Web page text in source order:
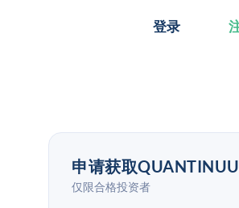
登录
申请获取
仅限合格投资者